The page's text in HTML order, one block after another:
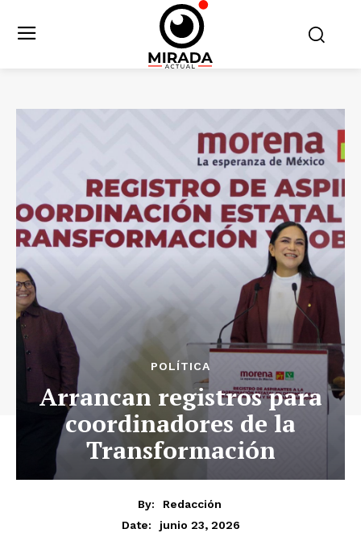
POLÍTICA
Arrancan registros para
coordinadores de la
Transformación
By:
Redacción
Date:
junio 23, 2026